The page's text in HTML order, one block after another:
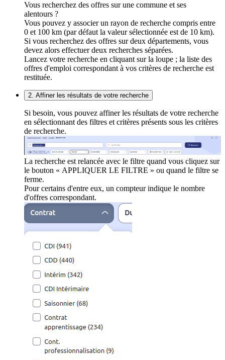
Vous recherchez des offres sur une commune et ses
alentours ?
Vous pouvez y associer un rayon de recherche compris entre
0 et 100 km (par défaut la valeur sélectionnée est de 10 km).
Si vous recherchez des offres sur deux départements, vous
devez alors effectuer deux recherches séparées.
Lancez votre recherche en cliquant sur la loupe ; la liste des
offres d'emploi correspondant à vos critères de recherche est
restituée.
2. Affiner les résultats de votre recherche
Si besoin, vous pouvez affiner les résultats de votre recherche
en sélectionnant des filtres et critères présents sous les critères
de recherche.
La recherche est relancée avec le filtre quand vous cliquez sur
le bouton « APPLIQUER LE FILTRE » ou quand le filtre se
ferme.
Pour certains d'entre eux, un compteur indique le nombre
d'offres correspondant.